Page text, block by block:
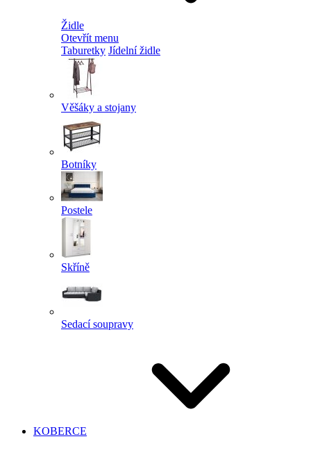
Židle
Otevřít menu
Taburetky Jídelní židle
Věšáky a stojany
Botníky
Postele
Skříně
Sedací soupravy
KOBERCE